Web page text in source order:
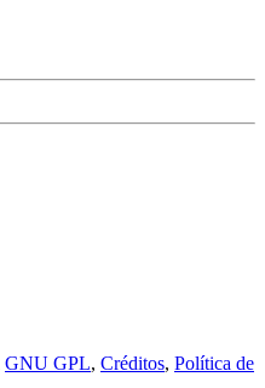
GNU GPL, Créditos, Política de